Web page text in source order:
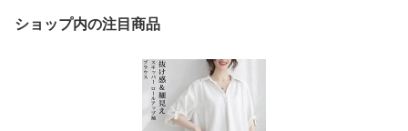
ショップ内の注目商品